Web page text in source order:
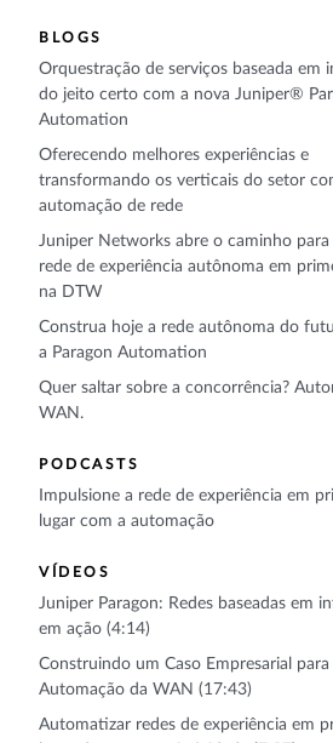
BLOGS
Orquestração de serviços baseada em
do jeito certo com a nova Juniper®
Automation
Oferecendo melhores experiências e
transformando os verticais do setor
automação de rede
Juniper Networks abre o caminho para
rede de experiência autônoma em
na DTW
Construa hoje a rede autônoma do
a Paragon Automation
Quer saltar sobre a concorrência?
WAN.
PODCASTS
Impulsione a rede de experiência em
lugar com a automação
VÍDEOS
Juniper Paragon: Redes baseadas em
em ação (4:14)
Construindo um Caso Empresarial para
Automação da WAN (17:43)
Automatizar redes de experiência em